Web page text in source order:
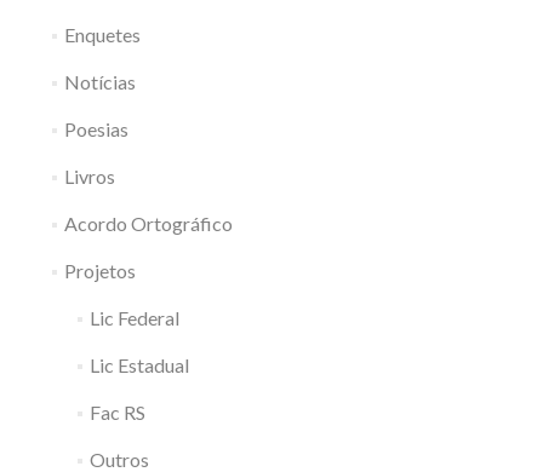
Enquetes
Notícias
Poesias
Livros
Acordo Ortográfico
Projetos
Lic Federal
Lic Estadual
Fac RS
Outros